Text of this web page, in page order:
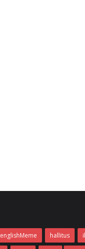
englishMeme hallitus